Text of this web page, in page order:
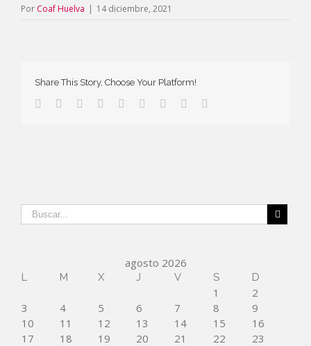
Por Coaf Huelva | 14 diciembre, 2021
Share This Story, Choose Your Platform!
agosto 2026
L M X J V S D
1
2
3
4 5 6 7 8
9
10
11 12 13 14 15
16
17
18 19 20 21 22
23